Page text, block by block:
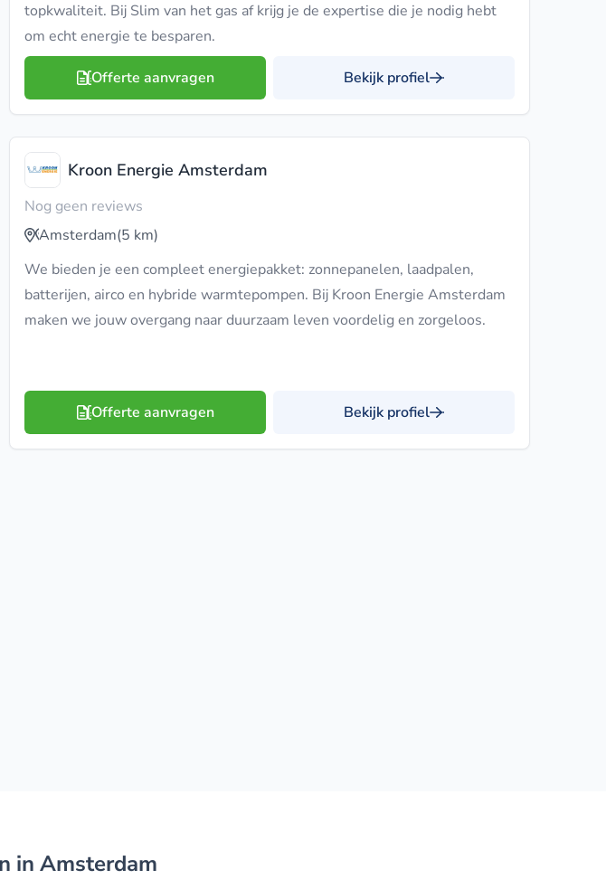
topkwaliteit. Bij Slim van het gas af krijg je de expertise die je nodig hebt
om echt energie te besparen.
Offerte aanvragen Bekijk profiel
Kroon Energie Amsterdam
Nog geen reviews
Amsterdam(5 km)
We bieden je een compleet energiepakket: zonnepanelen, laadpalen,
batterijen, airco en hybride warmtepompen. Bij Kroon Energie Amsterdam
maken we jouw overgang naar duurzaam leven voordelig en zorgeloos.
Offerte aanvragen Bekijk profiel
in Amsterdam